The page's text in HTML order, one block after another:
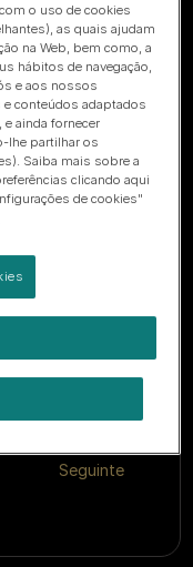
Suplementos
bem-estar do seu
o uso de cookies
as quais ajudam
na Web, bem como, a
hábitos de navegação,
e aos nossos
conteúdos adaptados
ainda fornecer
lhe partilhar os
Saiba mais sobre a
clicando aqui
de cookies"